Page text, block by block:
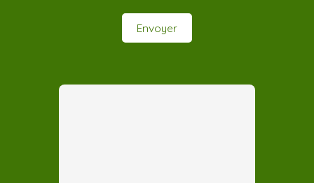
Envoyer